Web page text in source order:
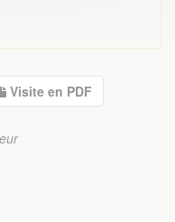
Visite en PDF